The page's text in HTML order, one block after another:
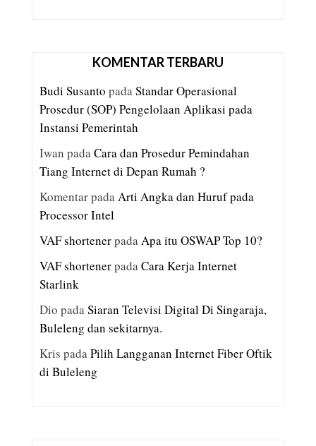
KOMENTAR TERBARU
Budi Susanto padaStandar Operasional
Prosedur (SOP) Pengelolaan Aplikasi pada
Instansi Pemerintah
Iwan padaCara dan Prosedur Pemindahan
Tiang Internet di Depan Rumah ?
KomentarpadaArti Angka dan Huruf pada
Processor Intel
VAF shortenerpadaApa itu OSWAP Top 10?
VAF shortenerpadaCara Kerja Internet
Starlink
Dio padaSiaran Televisi Digital Di Singaraja,
Buleleng dan sekitarnya.
Kris padaPilih Langganan Internet Fiber Oftik
di Buleleng